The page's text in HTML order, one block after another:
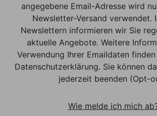
angegebene Email-Adresse wird
Newsletter-Versand verwendet.
Newslettern informieren wir Sie
aktuelle Angebote. Weitere
Verwendung Ihrer Emaildaten
Datenschutzerklärung. Sie können
jederzeit beenden (Opt-
Wie melde ich mich